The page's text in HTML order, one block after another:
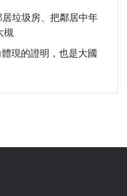
垃圾房、把鄰居中年
槻
現的證明，也是大國